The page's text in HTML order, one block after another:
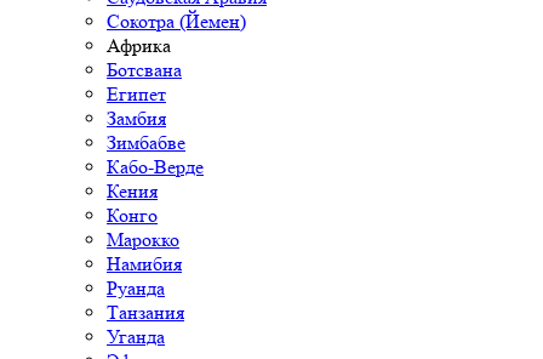
Сокотра (Йемен)
Африка
Ботсвана
Египет
Замбия
Зимбабве
Кабо-Верде
Кения
Конго
Марокко
Намибия
Руанда
Танзания
Уганда